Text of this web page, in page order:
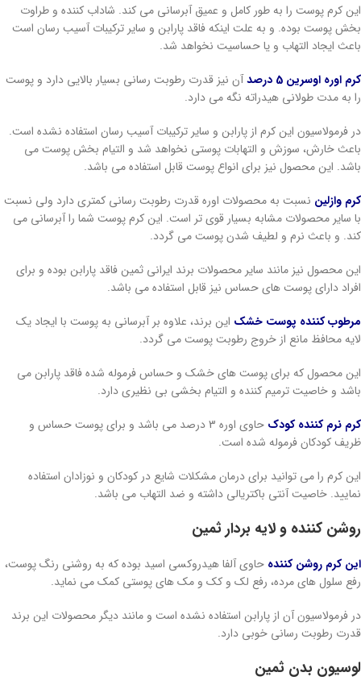
این کرم پوست را به طور کامل و عمیق آبرسانی می کند. شاداب کننده و طراوت
بخش پوست بوده. و به علت اینکه فاقد پارابن و سایر ترکیبات آسیب رسان است
باعث ایجاد التهاب و یا حساسیت نخواهد شد.
کرم اوره اوسرین 5 درصد
آن نیز قدرت رطوبت رسانی بسیار بالایی دارد و پوست
را به مدت طولانی هیدراته نگه می دارد.
در فرمولاسیون این کرم از پارابن و سایر ترکیبات آسیب رسان استفاده نشده است.
باعث خارش، سوزش و التهابات پوستی نخواهد شد و التیام بخش پوست می
باشد. این محصول نیز برای انواع پوست قابل استفاده می باشد.
کرم وازلین نسبت به محصولات اوره قدرت رطوبت رسانی کمتری دارد ولی نسبت
با سایر محصولات مشابه بسیار قوی تر است. این کرم پوست شما را آبرسانی می
کند. و باعث نرم و لطیف شدن پوست می گردد.
این محصول نیز مانند سایر محصولات برند ایرانی ثمین فاقد پارابن بوده و برای
افراد دارای پوست های حساس نیز قابل استفاده می باشد.
مرطوب کننده پوست خشک این برند، علاوه بر آبرسانی به پوست با ایجاد یک
لایه محافظ مانع از خروج رطوبت پوست می گردد.
این محصول که برای پوست های خشک و حساس فرموله شده فاقد پارابن می
باشد و خاصیت ترمیم کننده و التیام بخشی بی نظیری دارد.
کرم نرم کننده کودک
حاوی اوره 3 درصد می باشد و برای پوست حساس و
ظریف کودکان فرموله شده است.
این کرم را می توانید برای درمان مشکلات شایع در کودکان و نوزادان استفاده
نمایید. خاصیت آنتی باکتریالی داشته و ضد التهاب می باشد.
روشن کننده و لایه بردار ثمین
این کرم روشن کننده حاوی آلفا هیدروکسی اسید بوده که به روشنی رنگ پوست،
رفع سلول های مرده، رفع لک و کک و مک های پوستی کمک می نماید.
در فرمولاسیون آن از پارابن استفاده نشده است و مانند دیگر محصولات این برند
قدرت رطوبت رسانی خوبی دارد.
لوسیون بدن ثمین